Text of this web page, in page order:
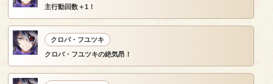
主行動回数＋1！
クロバ・フユツキ
クロバ・フユツキの絶気昂！